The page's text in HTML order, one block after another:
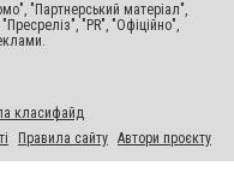
"Партнерський матеріал",
"PR", "Офіційно",
класифайд
Правила сайту Автори проєкту